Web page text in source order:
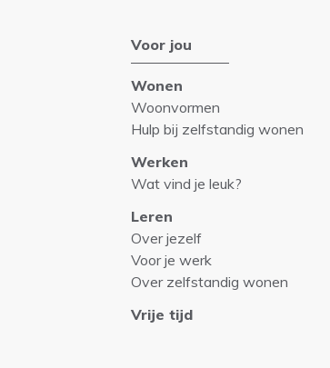
Voor jou
Wonen
Woonvormen
Hulp bij zelfstandig wonen
Werken
Wat vind je leuk?
Leren
Over jezelf
Voor je werk
Over zelfstandig wonen
Vrije tijd